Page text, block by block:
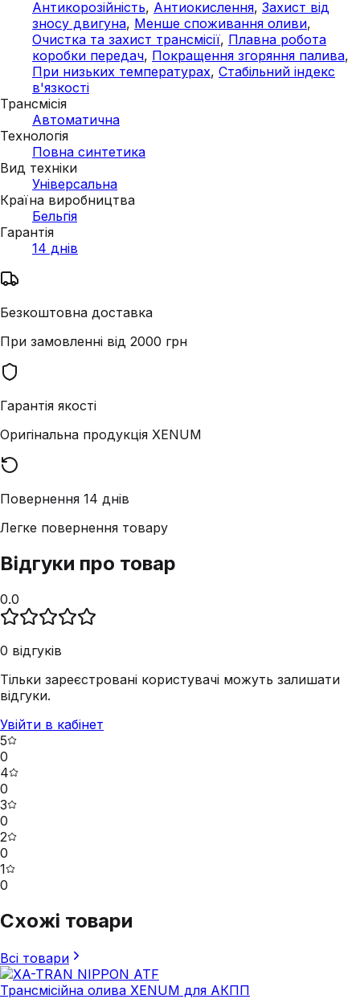
Антикорозійність, Антиокислення, Захист від
зносу двигуна, Менше споживання оливи,
Очистка та захист трансмісії, Плавна робота
коробки передач, Покращення згоряння палива,
При низьких температурах, Стабільний індекс
в'язкості
Трансмісія
Автоматична
Технологія
Повна синтетика
Вид техніки
Універсальна
Країна виробництва
Бельгія
Гарантія
14 днів
Безкоштовна доставка
При замовленні від 2000 грн
Гарантія якості
Оригінальна продукція XENUM
Повернення 14 днів
Легке повернення товару
Відгуки про товар
0.0
0 відгуків
Тільки зареєстровані користувачі можуть залишати
відгуки.
Увійти в кабінет
5
0
4
0
3
0
2
0
1
0
Схожі товари
Всі товари
Трансмісійна олива XENUM для АКПП